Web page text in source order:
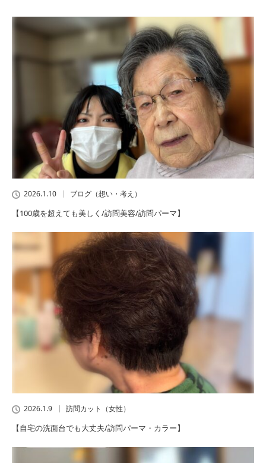
2026.1.10 ブログ（想い・考え）
【100歳を超えても美しく/訪問美容/訪問パーマ】
2026.1.9 訪問カット（女性）
【自宅の洗面台でも大丈夫/訪問パーマ・カラー】